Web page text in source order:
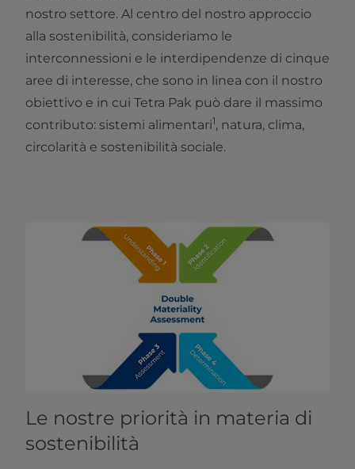
nostro settore. Al centro del nostro approccio
alla sostenibilità, consideriamo le
interconnessioni e le interdipendenze di cinque
aree di interesse, che sono in linea con il nostro
obiettivo e in cui Tetra Pak può dare il massimo
contributo: sistemi alimentari1, natura, clima,
circolarità e sostenibilità sociale.
Le nostre priorità in materia di
sostenibilità